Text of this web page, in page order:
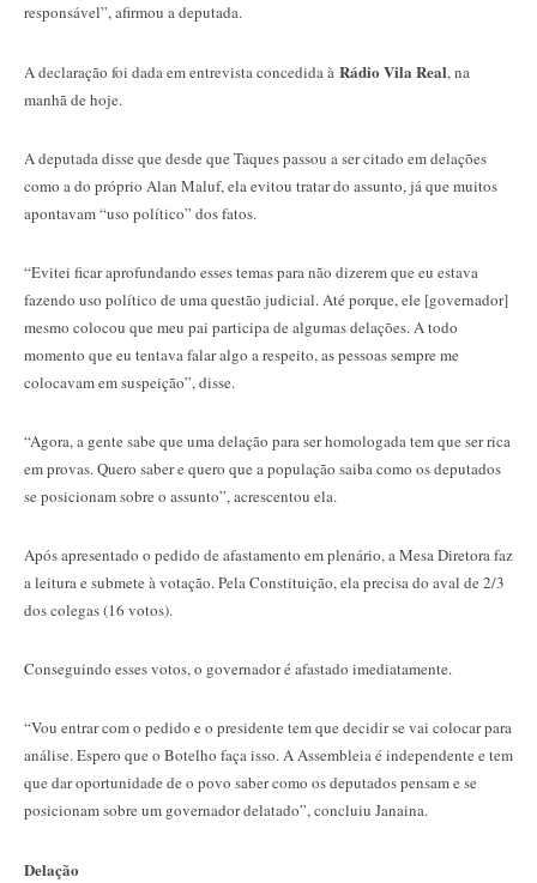
responsável”, afirmou a deputada.
A declaração foi dada em entrevista concedida à Rádio Vila Real, na
manhã de hoje.
A deputada disse que desde que Taques passou a ser citado em delações
como a do próprio Alan Maluf, ela evitou tratar do assunto, já que muitos
apontavam “uso político” dos fatos.
“Evitei ficar aprofundando esses temas para não dizerem que eu estava
fazendo uso político de uma questão judicial. Até porque, ele [governador]
mesmo colocou que meu pai participa de algumas delações. A todo
momento que eu tentava falar algo a respeito, as pessoas sempre me
colocavam em suspeição”, disse.
“Agora, a gente sabe que uma delação para ser homologada tem que ser rica
em provas. Quero saber e quero que a população saiba como os deputados
se posicionam sobre o assunto”, acrescentou ela.
Após apresentado o pedido de afastamento em plenário, a Mesa Diretora faz
a leitura e submete à votação. Pela Constituição, ela precisa do aval de 2/3
dos colegas (16 votos).
Conseguindo esses votos, o governador é afastado imediatamente.
“Vou entrar com o pedido e o presidente tem que decidir se vai colocar para
análise. Espero que o Botelho faça isso. A Assembleia é independente e tem
que dar oportunidade de o povo saber como os deputados pensam e se
posicionam sobre um governador delatado”, concluiu Janaina.
Delação